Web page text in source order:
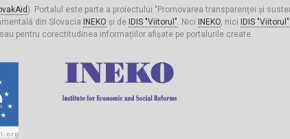
). Portalul este parte a proiectului "Promovarea transparenței și
din Slovacia
INEKO și de IDIS "Viitorul". Nici INEKO, nici IDIS "Viitorul"
pentru corectitudinea informațiilor afișate pe portalurile create.